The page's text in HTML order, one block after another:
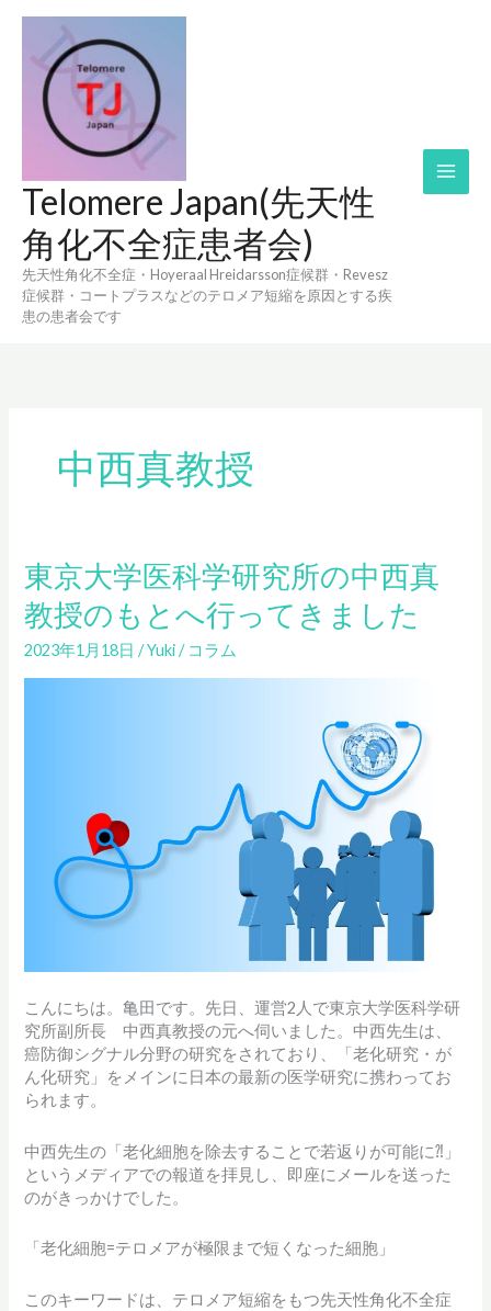
Telomere Japan(先天性
角化不全症患者会)
先天性角化不全症・Hoyeraal Hreidarsson症候群・Revesz
症候群・コートプラスなどのテロメア短縮を原因とする疾
患の患者会です
中西真教授
東京大学医科学研究所の中西真
教授のもとへ行ってきました
2023年1月18日/Yuki/ コラム
こんにちは。亀田です。先日、運営2人で東京大学医科学研
究所副所長 中西真教授の元へ伺いました。中西先生は、
癌防御シグナル分野の研究をされており、「老化研究・が
ん化研究」をメインに日本の最新の医学研究に携わってお
られます。
中西先生の「老化細胞を除去することで若返りが可能に⁈」
というメディアでの報道を拝見し、即座にメールを送った
のがきっかけでした。
「老化細胞=テロメアが極限まで短くなった細胞」
このキーワードは、テロメア短縮をもつ先天性角化不全症